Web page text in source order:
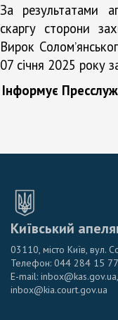
За результатами
скаргу сторони
Вирок
07 січня 2025 року
Інформує
Київський
03110, місто Київ, вул.
Телефон: 044 284 15 77
E-mail: inbox@kas.gov.ua,
inbox@kia.court.gov.ua